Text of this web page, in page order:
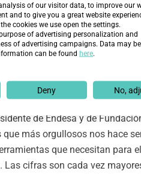
el alcalde de Madrid,José
el salario del alma para
Almeida ha recordado que
a todos en un instante.
Ojalá llegue el momento en
no necesita de nuestra ayuda”.
de Endesa y de
que más orgullosos nos hace
que necesitan para
Las cifras son cada vez
of our visitor data, to improve our
and to give you a great website
cookies we use open the settings.
of advertising personalization and
of advertising campaigns. Data may
can be found here.
Deny No,